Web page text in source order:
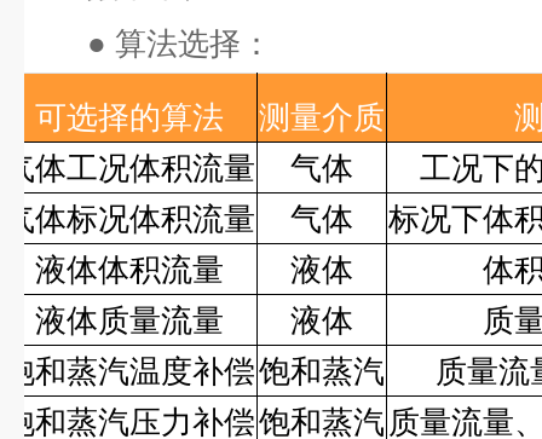
● 算法选择：
可选择的算法 测量介质
气体工况体积流量
气体
工况下
气体标况体积流量
气体
标况下体
液体体积流量
液体
体
液体质量流量
液体
质
饱和蒸汽温度补偿饱和蒸汽
质量流
饱和蒸汽压力补偿饱和蒸汽 质量流量